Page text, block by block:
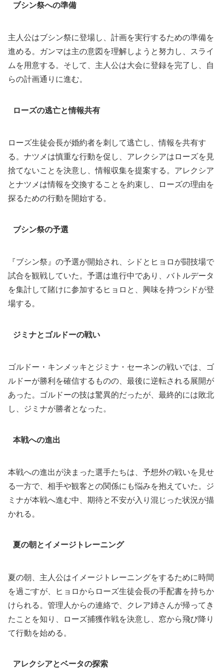
ブシン祭への準備
主人公はブシン祭に登場し、計画を実行するための準備を
進める。ガンマは主の意図を理解しようと努力し、スライ
ムを用意する。そして、主人公は大会に登録を完了し、自
らの計画通りに進む。
ローズの逃亡と情報共有
ローズ生徒会長が婚約者を刺して逃亡し、情報を共有す
る。ナツメは慎重な行動を促し、アレクシアはローズを見
捨てないことを決意し、情報収集を提案する。アレクシア
とナツメは情報を交換することを約束し、ローズの理由を
探るための行動を開始する。
ブシン祭の予選
『ブシン祭』の予選が開始され、シドとヒョロが闘技場で
試合を観戦していた。予選は進行中であり、バトルデータ
を集計して賭けに参加するヒョロと、興味を持つシドが登
場する。
ジミナとゴルドーの戦い
ゴルドー・キンメッキとジミナ・セーネンの戦いでは、ゴ
ルドーが勝利を確信するものの、最後に逆転される展開が
あった。ゴルドーの技は驚異的だったが、最終的には敗北
し、ジミナが勝者となった。
本戦への進出
本戦への進出が決まった選手たちは、予想外の戦いを見せ
る一方で、相手や観客との関係にも悩みを抱えていた。ジ
ミナが本戦へ進む中、期待と不安が入り混じった状況が描
かれる。
夏の朝とイメージトレーニング
夏の朝、主人公はイメージトレーニングをするために時間
を過ごすが、ヒョロからローズ生徒会長の手配書を持ちか
けられる。管理人からの連絡で、クレア姉さんが帰ってき
たことを知り、ローズ捕獲作戦を決意し、窓から飛び降り
て行動を始める。
アレクシアとベータの探索